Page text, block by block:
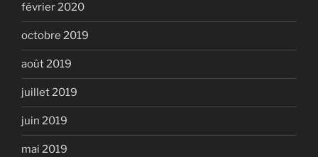
février 2020
octobre 2019
août 2019
juillet 2019
juin 2019
mai 2019